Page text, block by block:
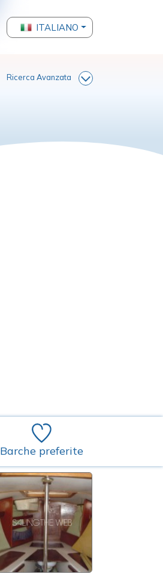
ITALIANO
Ricerca Avanzata
Barche preferite